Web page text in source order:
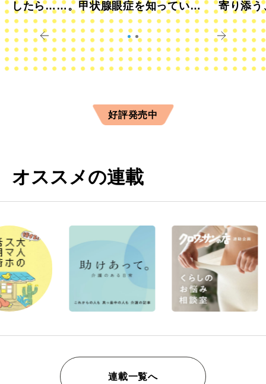
したら……。甲状腺眼症を知っていま
すか？
寄り添う
きに
好評発売中
オススメの連載
連載一覧へ